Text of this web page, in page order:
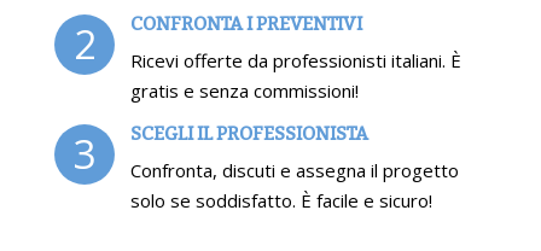
2 CONFRONTA I PREVENTIVI
Ricevi offerte da professionisti italiani. È
gratis e senza commissioni!
3 SCEGLI IL PROFESSIONISTA
Confronta, discuti e assegna il progetto
solo se soddisfatto. È facile e sicuro!